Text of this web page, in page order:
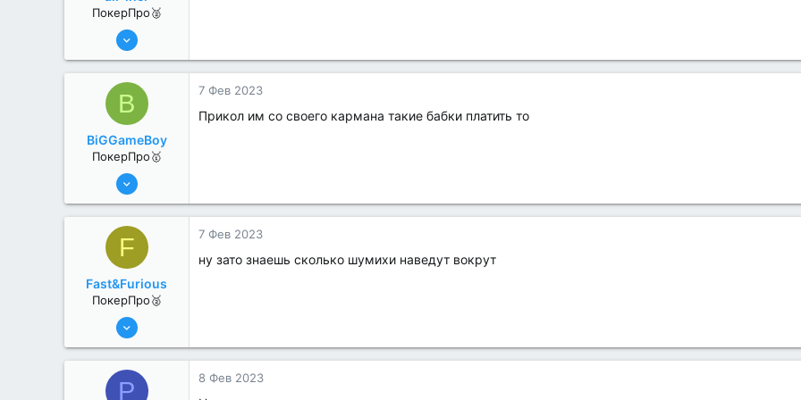
ПокерПро🥈
6 Июн 2022
1
B
BiGGameBoy
ПокерПро🥇
6 Июн 2022
6
7 Фев 2023
Прикол им со своего кармана такие бабки платить то
F
Fast&Furious
ПокерПро🥈
6 Июн 2022
2
7 Фев 2023
ну зато знаешь сколько шумихи наведут вокрут
P 8 Фев 2023